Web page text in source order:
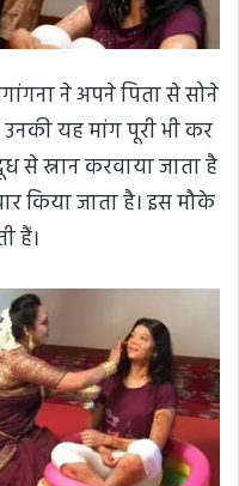
ने अपने पिता से सोने
यह मांग पूरी भी कर
से स्नान करवाया जाता है
किया जाता है। इस मौके
हैं।